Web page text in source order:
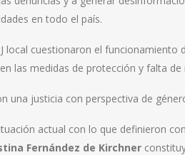
en todo el país.
local cuestionaron el funcionamiento
las medidas de protección y falta
una justicia con perspectiva de
actual con lo que definieron
Fernández de Kirchner